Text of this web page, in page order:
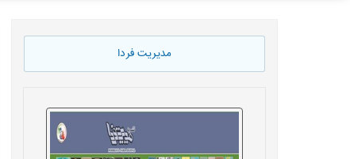
مدیریت فردا